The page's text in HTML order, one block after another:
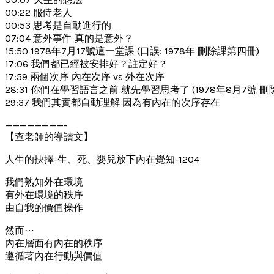
00:22 服侍老人
00:53 思考是自動進行的
07:04 意外事件 真的是意外？
15:50 1978年7月17號這一堂課 (口誤: 1978年 刪除課第四冊)
17:06 我們都已經被安排好？註定好？
17:59 兩個次序 內在次序 vs 外在次序
28:31 你們在學習語言之前 就先學習思考了 (1978年8月7號 刪
29:37 我們其實都自動理解 因為有內在的次序存在
————————-
【查老師的導讀文】
人生的抉擇-生、死、嬰兒放下內在覺知-1204
我們熟知外在環境
有外在環境的秩序
由自我的價值操作
然而⋯
內在層面有內在的秩序
遵循著內在行動與價值